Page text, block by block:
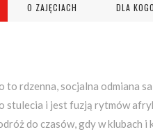
O ZAJĘCIACH DLA
to rdzenna, socjalna odmiana
stulecia i jest fuzją rytmów
do czasów, gdy w klubach